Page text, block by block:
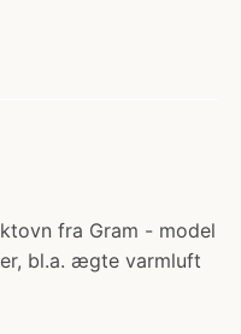
fra Gram - model
bl.a. ægte varmluft